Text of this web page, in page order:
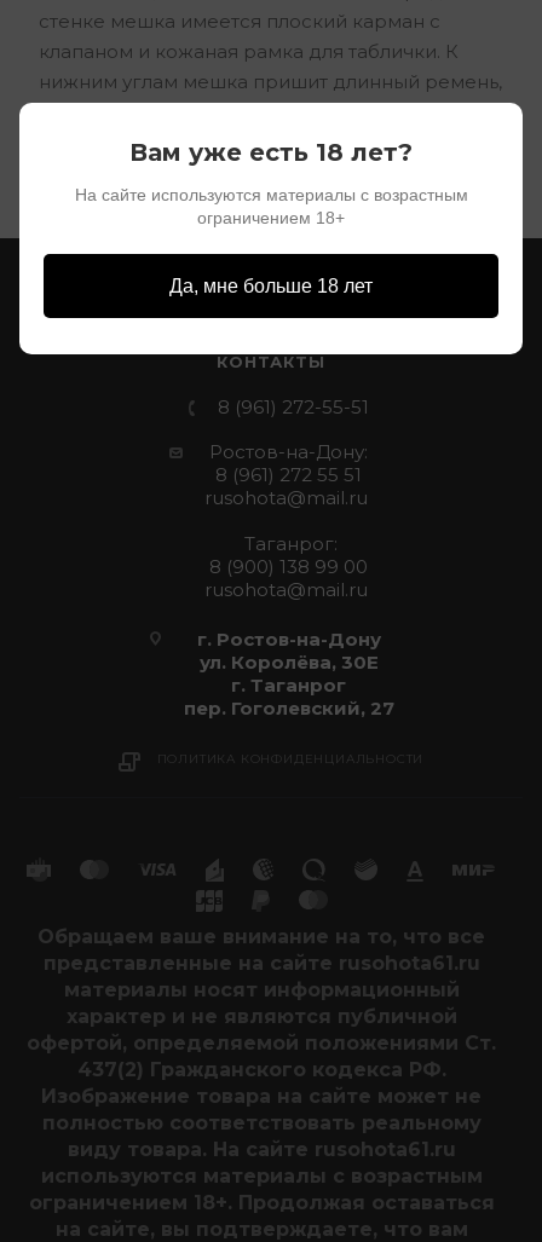
стенке мешка имеется плоский карман с
клапаном и кожаная рамка для таблички. К
нижним углам мешка пришит длинный ремень,
формируются лямки.
О КОМПАНИИ КАК КУПИТЬ
ПРОИЗВОДИТЕЛИ МАГАЗИНЫ
КОНТАКТЫ
8 (961) 272-55-51
Ростов-на-Дону:
8 (961) 272 55 51
rusohota@mail.ru
Таганрог:
8 (900) 138 99 00
rusohota@mail.ru
г. Ростов-на-Дону
ул. Королёва, 30Е
г. Таганрог
пер. Гоголевский, 27
ПОЛИТИКА КОНФИДЕНЦИАЛЬНОСТИ
Обращаем ваше внимание на то, что все
представленные на сайте rusohota61.ru
материалы носят информационный
характер и не являются публичной
офертой, определяемой положениями Ст.
437(2) Гражданского кодекса РФ.
Изображение товара на сайте может не
полностью соответствовать реальному
виду товара. На сайте rusohota61.ru
используются материалы с возрастным
ограничением 18+. Продолжая оставаться
на сайте, вы подтверждаете, что вам
Вам уже есть 18 лет?
На сайте используются материалы с возрастным
ограничением 18+
Да, мне больше 18 лет